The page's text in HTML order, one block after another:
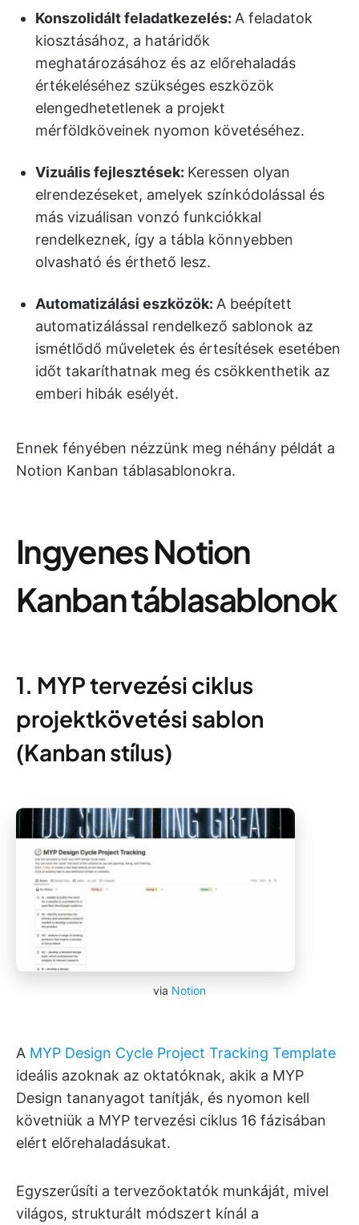
Konszolidált feladatkezelés: A feladatok
kiosztásához, a határidők
meghatározásához és az előrehaladás
értékeléséhez szükséges eszközök
elengedhetetlenek a projekt
mérföldköveinek nyomon követéséhez.
Vizuális fejlesztések: Keressen olyan
elrendezéseket, amelyek színkódolással és
más vizuálisan vonzó funkciókkal
rendelkeznek, így a tábla könnyebben
olvasható és érthető lesz.
Automatizálási eszközök: A beépített
automatizálással rendelkező sablonok az
ismétlődő műveletek és értesítések esetében
időt takaríthatnak meg és csökkenthetik az
emberi hibák esélyét.
Ennek fényében nézzünk meg néhány példát a
Notion Kanban táblasablonokra.
Ingyenes Notion
Kanban táblasablonok
1. MYP tervezési ciklus
projektkövetési sablon
(Kanban stílus)
via Notion
A MYP Design Cycle Project Tracking Template
ideális azoknak az oktatóknak, akik a MYP
Design tananyagot tanítják, és nyomon kell
követniük a MYP tervezési ciklus 16 fázisában
elért előrehaladásukat.
Egyszerűsíti a tervezőoktatók munkáját, mivel
világos, strukturált módszert kínál a